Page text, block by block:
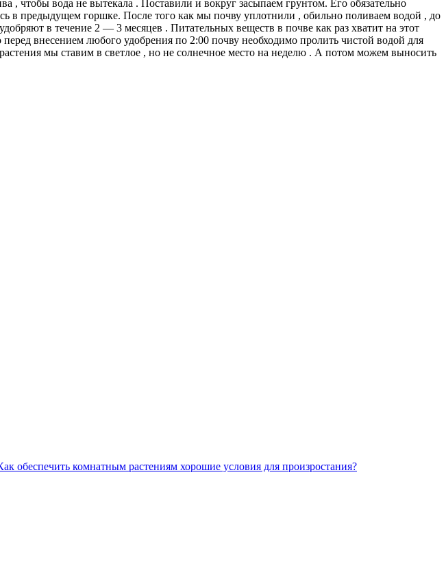
, чтобы вода не вытекала . Поставили и вокруг засыпаем грунтом. Его обязательно
в предыдущем горшке. После того как мы почву уплотнили , обильно поливаем водой , до
в течение 2 — 3 месяцев . Питательных веществ в почве как раз хватит на этот
внесением любого удобрения по 2:00 почву необходимо пролить чистой водой для
мы ставим в светлое , но не солнечное место на неделю . А потом можем выносить
обеспечить комнатным растениям хорошие условия для произростания?